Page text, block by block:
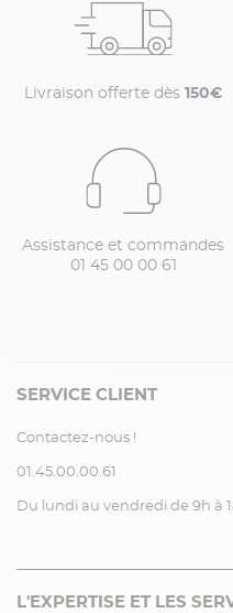
Livraison offerte dès 150€
Assistance et commandes
01 45 00 00 61
SERVICE CLIENT
Contactez-nous !
01.45.00.00.61
Du lundi au vendredi de 9h à
L'EXPERTISE ET LES